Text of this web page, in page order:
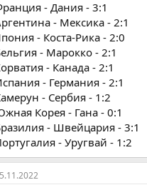
- Дания - 3:1
- Мексика - 2:1
- Коста-Рика - 2:0
- Марокко - 2:1
- Канада - 2:1
- Германия - 2:1
- Сербия - 1:2
Корея - Гана - 0:1
- Швейцария - 3:1
- Уругвай - 1:2